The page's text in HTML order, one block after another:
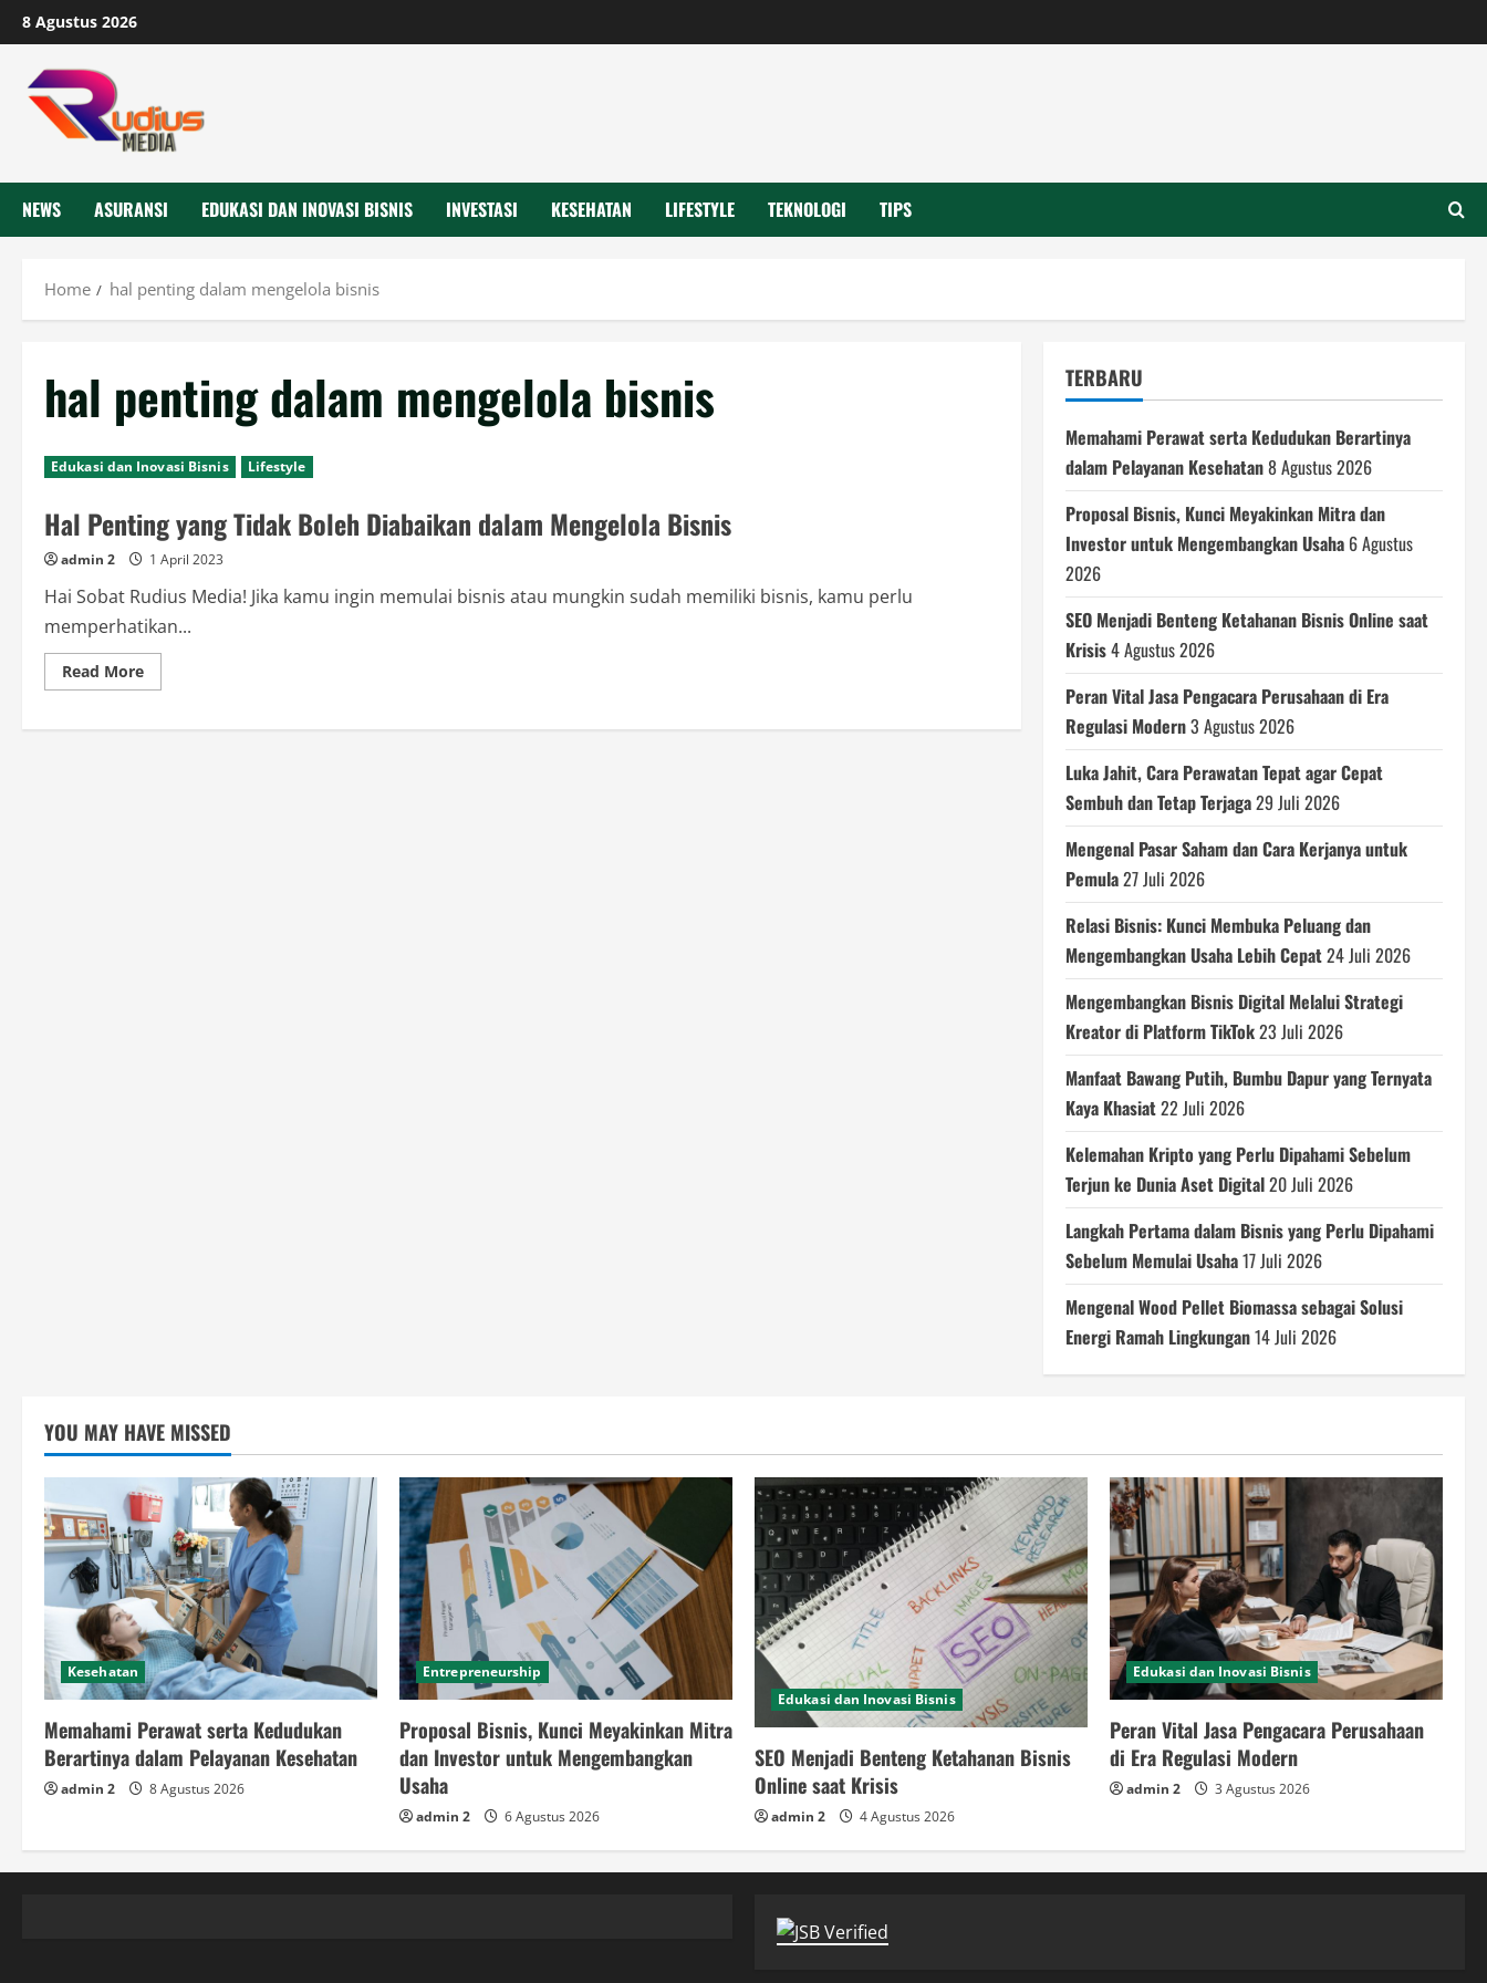
Skip
to
content
8 Agustus 2026
NEWS ASURANSI EDUKASI DAN INOVASI BISNIS INVESTASI KESEHATAN LIFESTYLE TEKNOLOGI TIPS
Home hal penting dalam mengelola bisnis
hal penting dalam mengelola bisnis
Edukasi dan Inovasi Bisnis Lifestyle
Hal Penting yang Tidak Boleh Diabaikan dalam Mengelola Bisnis
admin 2 1 April 2023
Hai Sobat Rudius Media! Jika kamu ingin memulai bisnis atau mungkin sudah memiliki bisnis, kamu perlu
memperhatikan...
Read MoreRead
more
Penting
TERBARU
Memahami Perawat serta Kedudukan Berartinya
dalam Pelayanan Kesehatan8 Agustus 2026
Proposal Bisnis, Kunci Meyakinkan Mitra dan
Investor untuk Mengembangkan Usaha 6 Agustus
2026
SEO Menjadi Benteng Ketahanan Bisnis Online saat
Krisis4 Agustus 2026
Peran Vital Jasa Pengacara Perusahaan di Era
Regulasi Modern3 Agustus 2026
Luka Jahit, Cara Perawatan Tepat agar Cepat
Sembuh dan Tetap Terjaga29 Juli 2026
Mengenal Pasar Saham dan Cara Kerjanya untuk
Pemula27 Juli 2026
Relasi Bisnis: Kunci Membuka Peluang dan
Mengembangkan Usaha Lebih Cepat24 Juli 2026
Mengembangkan Bisnis Digital Melalui Strategi
Kreator di Platform TikTok23 Juli 2026
Manfaat Bawang Putih, Bumbu Dapur yang Ternyata
Kaya Khasiat22 Juli 2026
Kelemahan Kripto yang Perlu Dipahami Sebelum
Terjun ke Dunia Aset Digital20 Juli 2026
Langkah Pertama dalam Bisnis yang Perlu Dipahami
Sebelum Memulai Usaha17 Juli 2026
Mengenal Wood Pellet Biomassa sebagai Solusi
Energi Ramah Lingkungan14 Juli 2026
YOU MAY HAVE MISSED
Kesehatan
Memahami Perawat serta Kedudukan
Berartinya dalam Pelayanan Kesehatan
admin 2 8 Agustus 2026
Entrepreneurship
Proposal Bisnis, Kunci Meyakinkan Mitra
dan Investor untuk Mengembangkan
Usaha
admin 2 6 Agustus 2026
Edukasi dan Inovasi Bisnis
SEO Menjadi Benteng Ketahanan Bisnis
Online saat Krisis
admin 2 4 Agustus 2026
Edukasi dan Inovasi Bisnis
Peran Vital Jasa Pengacara Perusahaan
di Era Regulasi Modern
admin 2 3 Agustus 2026